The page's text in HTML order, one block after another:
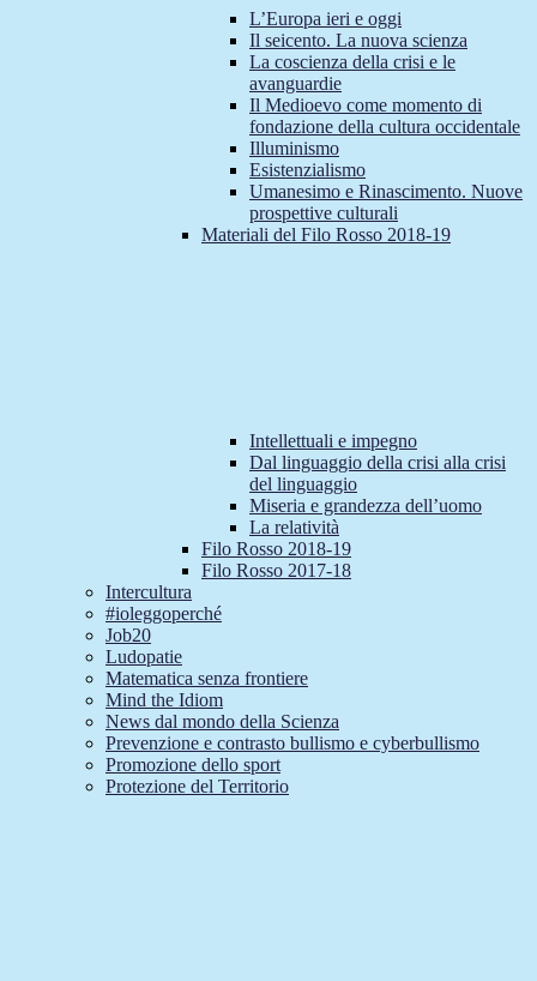
L’Europa ieri e oggi
Il seicento. La nuova scienza
La coscienza della crisi e le
avanguardie
Il Medioevo come momento di
fondazione della cultura occidentale
Illuminismo
Esistenzialismo
Umanesimo e Rinascimento. Nuove
prospettive culturali
Materiali del Filo Rosso 2018-19
Intellettuali e impegno
Dal linguaggio della crisi alla crisi
del linguaggio
Miseria e grandezza dell’uomo
La relatività
Filo Rosso 2018-19
Filo Rosso 2017-18
Intercultura
#ioleggoperché
Job20
Ludopatie
Matematica senza frontiere
Mind the Idiom
News dal mondo della Scienza
Prevenzione e contrasto bullismo e cyberbullismo
Promozione dello sport
Protezione del Territorio